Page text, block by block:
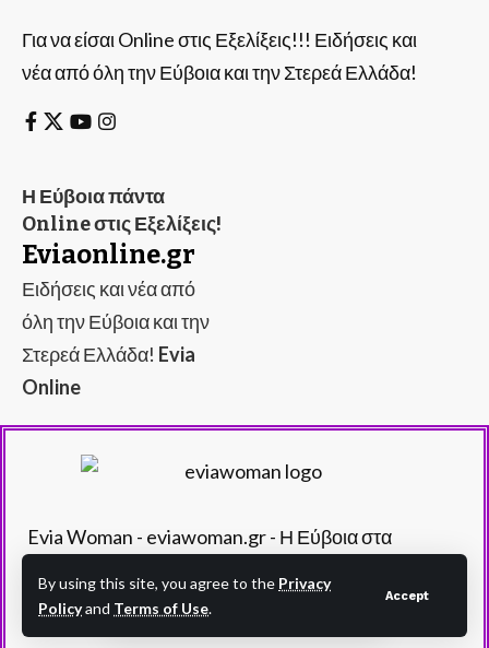
By using this site, you agree to the Privacy
Policyand Terms of Use.
Accept
Για να είσαι Online στις Εξελίξεις!!! Ειδήσεις και
νέα από όλη την Εύβοια και την Στερεά Ελλάδα!
Η Εύβοια πάντα
Online στις Εξελίξεις!
Eviaonline.gr
Ειδήσεις και νέα από
όλη την Εύβοια και την
Στερεά Ελλάδα! Evia
Online
Evia Woman - eviawoman.gr - Η Εύβοια στα